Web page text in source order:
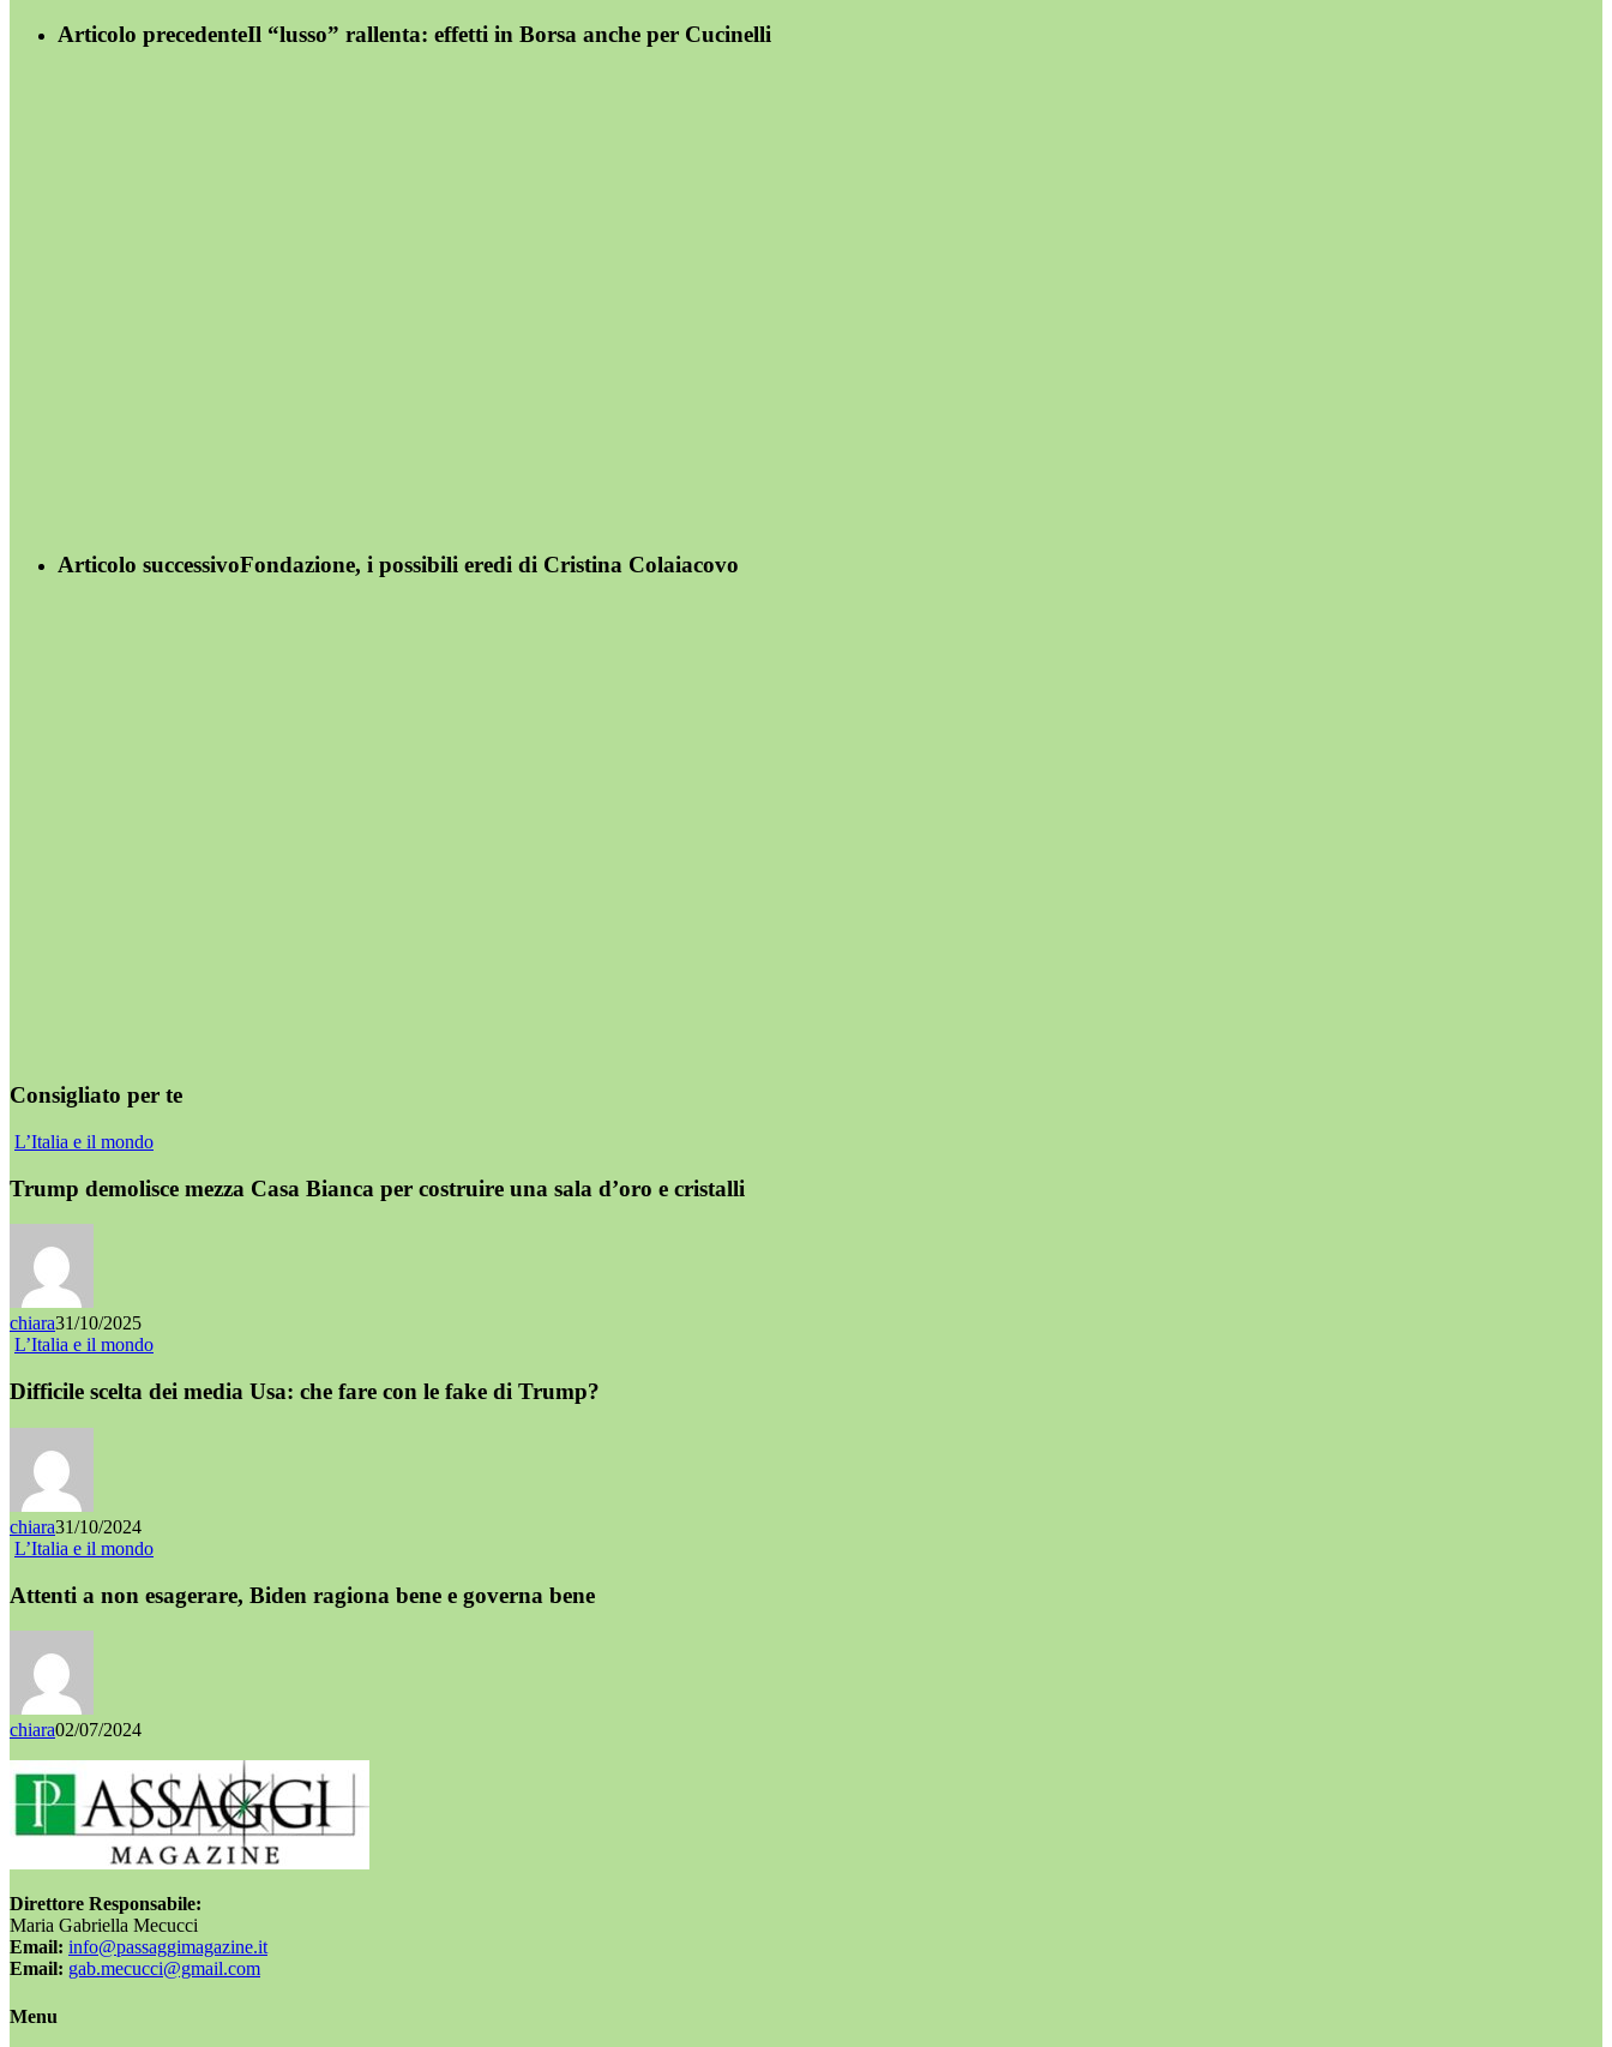
Articolo precedenteIl “lusso” rallenta: effetti in Borsa anche per Cucinelli
Articolo successivoFondazione, i possibili eredi di Cristina Colaiacovo
Consigliato per te
L’Italia e il mondo
Trump demolisce mezza Casa Bianca per costruire una sala d’oro e cristalli
chiara31/10/2025
L’Italia e il mondo
Difficile scelta dei media Usa: che fare con le fake di Trump?
chiara31/10/2024
L’Italia e il mondo
Attenti a non esagerare, Biden ragiona bene e governa bene
chiara02/07/2024
Direttore Responsabile:
Maria Gabriella Mecucci
Email: info@passaggimagazine.it
Email: gab.mecucci@gmail.com
Menu